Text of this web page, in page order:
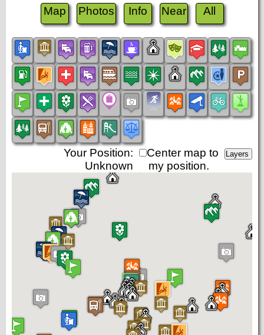
Map Photos Info Near All
Center map to
my position.
Your Position:
Unknown